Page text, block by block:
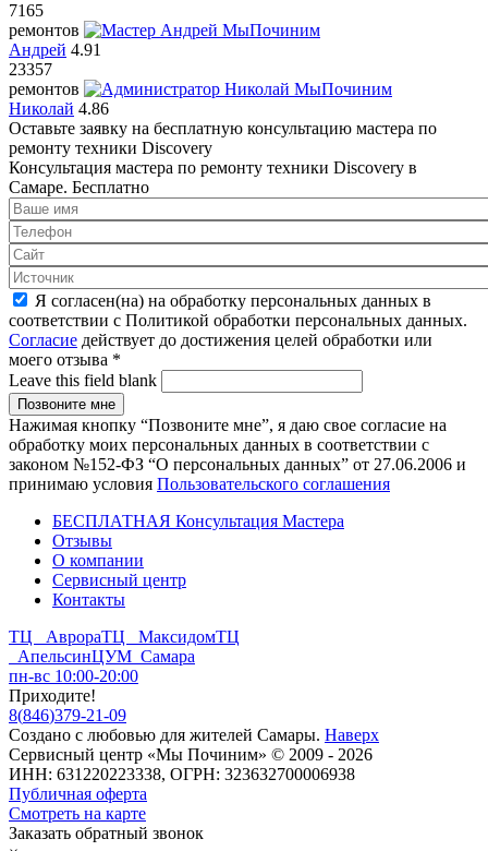
7165
ремонтов
Андрей 4.91
23357
ремонтов
Николай 4.86
Оставьте заявку на бесплатную консультацию мастера по
ремонту техники Discovery
Консультация мастера по ремонту техники Discovery в
Самаре. Бесплатно
Я согласен(на) на обработку персональных данных в
соответствии с Политикой обработки персональных данных.
Согласие действует до достижения целей обработки или
моего отзыва *
Leave this field blank
Нажимая кнопку “Позвоните мне”, я даю свое согласие на
обработку моих персональных данных в соответствии с
законом №152-ФЗ “О персональных данных” от 27.06.2006 и
принимаю условия Пользовательского соглашения
БЕСПЛАТНАЯ Консультация Мастера
Отзывы
О компании
Сервисный центр
Контакты
ТЦ АврораТЦ МаксидомТЦ
АпельсинЦУМ Самара
пн-вс 10:00-20:00
Приходите!
8(846)379-21-09
Создано с любовью для жителей Самары. Наверх
Сервисный центр «Мы Починим» © 2009 - 2026
ИНН: 631220223338, ОГРН: 323632700006938
Публичная оферта
Смотреть на карте
Заказать обратный звонок